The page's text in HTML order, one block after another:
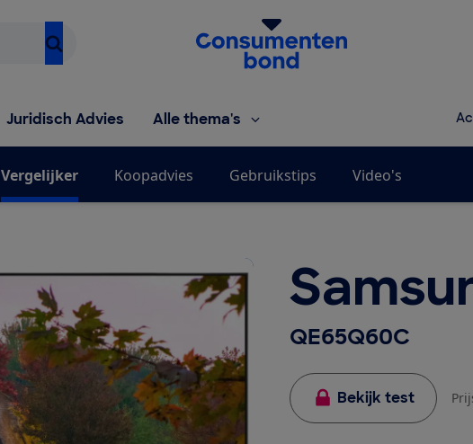
Homepage van de Consumentenbond
Juridisch Advies Alle thema's
Vergelijker Koopadvies Gebruikstips Video's
QE65Q60C
Bekijk test